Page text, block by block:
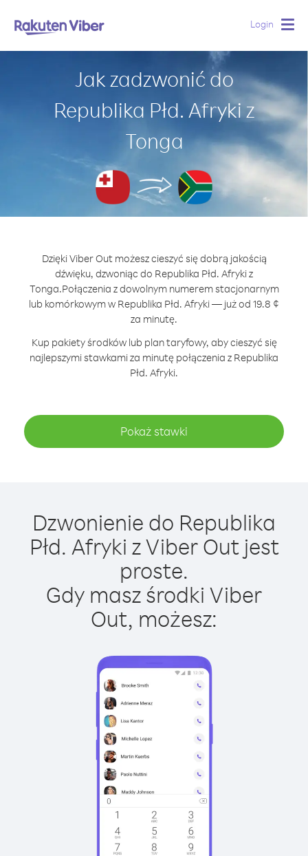
Login
Jak zadzwonić do
Republika Płd. Afryki z
Tonga
Dzięki Viber Out możesz cieszyć się dobrą jakością
dźwięku, dzwoniąc do Republika Płd. Afryki z
Tonga.Połączenia z dowolnym numerem stacjonarnym
lub komórkowym w Republika Płd. Afryki — już od 19.8 ¢
za minutę.
Kup pakiety środków lub plan taryfowy, aby cieszyć się
najlepszymi stawkami za minutę połączenia z Republika
Płd. Afryki.
Pokaż stawki
Dzwonienie do Republika
Płd. Afryki z Viber Out jest
proste.
Gdy masz środki Viber
Out, możesz: